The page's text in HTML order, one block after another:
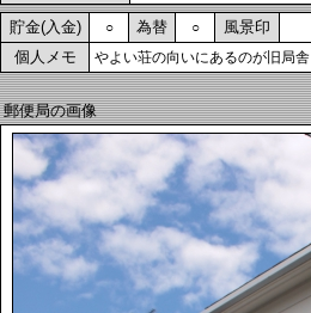
貯金(入金) ○ 為替 ○ 風景印
個人メモ やよい荘の向いにあるのが旧局舎
郵便局の画像